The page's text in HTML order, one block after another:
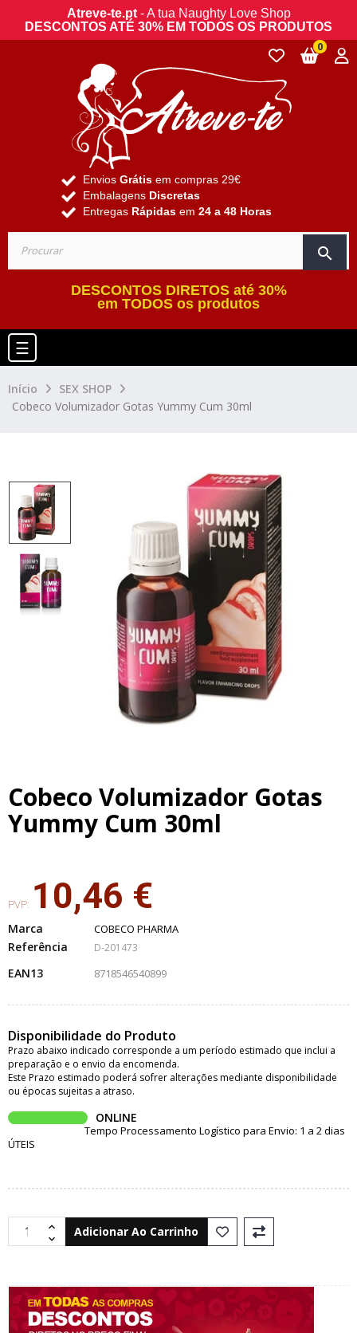
Atreve-te.pt- A tua Naughty Love Shop
DESCONTOS ATÉ 30% EM TODOS OS PRODUTOS
Envios Grátis em compras 29€
Embalagens Discretas
Entregas Rápidas em 24 a 48 Horas
search
0
DESCONTOS DIRETOS até 30%
em TODOS os produtos
Toggle navigation
☰
Início
SEX SHOP
Cobeco Volumizador Gotas Yummy Cum 30ml
Cobeco Volumizador Gotas
Yummy Cum 30ml
PVP: 10,46 €
Marca COBECO PHARMA
Referência D-201473
EAN13 8718546540899
Disponibilidade do Produto
Prazo abaixo indicado corresponde a um período estimado que inclui a
preparação e o envio da encomenda.
Este Prazo estimado poderá sofrer alterações mediante disponibilidade
ou épocas sujeitas a atraso.
ONLINE
Tempo Processamento Logístico para Envio: 1 a 2 dias
ÚTEIS
Adicionar Ao Carrinho